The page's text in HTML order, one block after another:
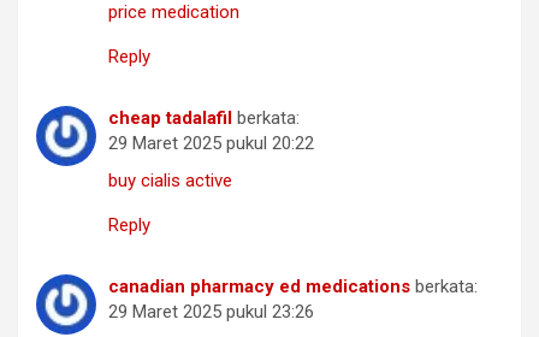
price medication
Reply
cheap tadalafil berkata:
29 Maret 2025 pukul 20:22
buy cialis active
Reply
canadian pharmacy ed medications berkata:
29 Maret 2025 pukul 23:26